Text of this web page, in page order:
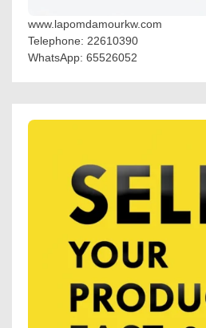
www.lapomdamourkw.com
Telephone: 22610390
WhatsApp: 65526052